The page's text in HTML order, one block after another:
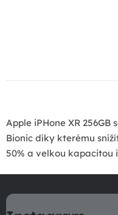
a
c
i
p
r
v
Apple iPHone XR
Bionic díky kterému
50% a velkou kapacitou
á